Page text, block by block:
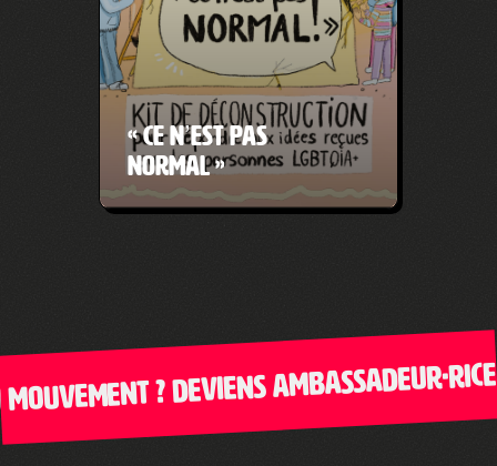
« Ce n’est pas
normal »
? Deviens ambassadeur·rice